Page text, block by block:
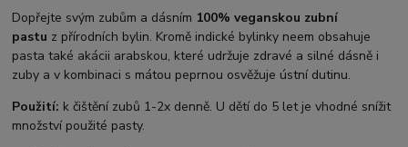
Dopřejte svým zubům a dásním 100% veganskou zubní
pastu z přírodních bylin. Kromě indické bylinky neem obsahuje
pasta také akácii arabskou, které udržuje zdravé a silné dásně i
zuby a v kombinaci s mátou peprnou osvěžuje ústní dutinu.
Použití: k čištění zubů 1-2x denně. U dětí do 5 let je vhodné snížit
množství použité pasty.